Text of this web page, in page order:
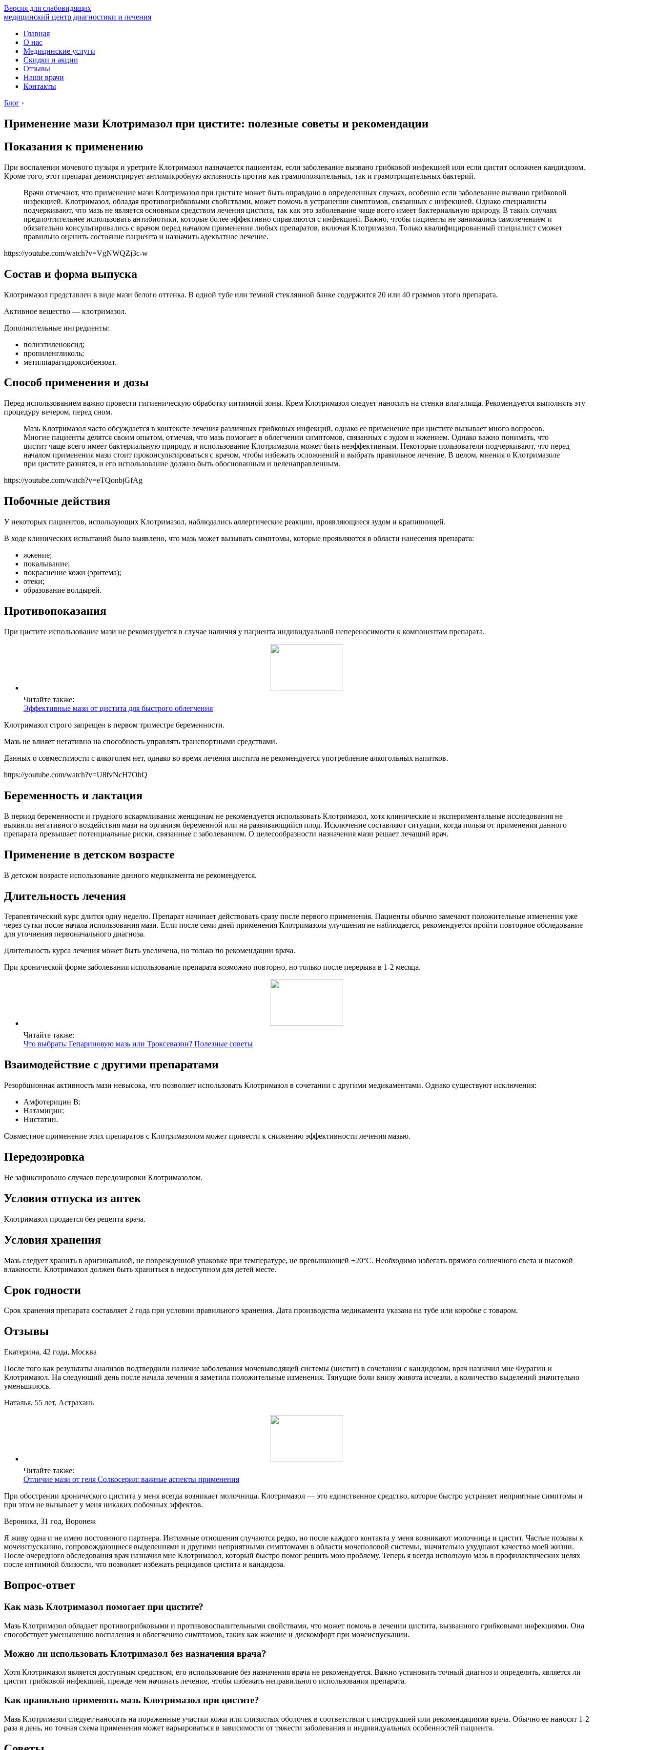
Версия для слабовидящих
медицинский центр диагностики и лечения
Главная
О нас
Медицинские услуги
Скидки и акции
Отзывы
Наши врачи
Контакты
Блог ›
Применение мази Клотримазол при цистите: полезные советы и рекомендации
Показания к применению
При воспалении мочевого пузыря и уретрите Клотримазол назначается пациентам, если заболевание вызвано грибковой инфекцией или если цистит осложнен кандидозом.
Кроме того, этот препарат демонстрирует антимикробную активность против как грамположительных, так и грамотрицательных бактерий.
Врачи отмечают, что применение мази Клотримазол при цистите может быть оправдано в определенных случаях, особенно если заболевание вызвано грибковой
инфекцией. Клотримазол, обладая противогрибковыми свойствами, может помочь в устранении симптомов, связанных с инфекцией. Однако специалисты
подчеркивают, что мазь не является основным средством лечения цистита, так как это заболевание чаще всего имеет бактериальную природу. В таких случаях
предпочтительнее использовать антибиотики, которые более эффективно справляются с инфекцией. Важно, чтобы пациенты не занимались самолечением и
обязательно консультировались с врачом перед началом применения любых препаратов, включая Клотримазол. Только квалифицированный специалист сможет
правильно оценить состояние пациента и назначить адекватное лечение.
https://youtube.com/watch?v=VgNWQZj3c-w
Состав и форма выпуска
Клотримазол представлен в виде мази белого оттенка. В одной тубе или темной стеклянной банке содержится 20 или 40 граммов этого препарата.
Активное вещество — клотримазол.
Дополнительные ингредиенты:
полиэтиленоксид;
пропиленгликоль;
метилпарагидроксибензоат.
Способ применения и дозы
Перед использованием важно провести гигиеническую обработку интимной зоны. Крем Клотримазол следует наносить на стенки влагалища. Рекомендуется выполнять эту
процедуру вечером, перед сном.
Мазь Клотримазол часто обсуждается в контексте лечения различных грибковых инфекций, однако ее применение при цистите вызывает много вопросов.
Многие пациенты делятся своим опытом, отмечая, что мазь помогает в облегчении симптомов, связанных с зудом и жжением. Однако важно понимать, что
цистит чаще всего имеет бактериальную природу, и использование Клотримазола может быть неэффективным. Некоторые пользователи подчеркивают, что перед
началом применения мази стоит проконсультироваться с врачом, чтобы избежать осложнений и выбрать правильное лечение. В целом, мнения о Клотримазоле
при цистите разнятся, и его использование должно быть обоснованным и целенаправленным.
https://youtube.com/watch?v=eTQonbjGfAg
Побочные действия
У некоторых пациентов, использующих Клотримазол, наблюдались аллергические реакции, проявляющиеся зудом и крапивницей.
В ходе клинических испытаний было выявлено, что мазь может вызывать симптомы, которые проявляются в области нанесения препарата:
жжение;
покалывание;
покраснение кожи (эритема);
отеки;
образование волдырей.
Противопоказания
При цистите использование мази не рекомендуется в случае наличия у пациента индивидуальной непереносимости к компонентам препарата.
Читайте также:
Эффективные мази от цистита для быстрого облегчения
Клотримазол строго запрещен в первом триместре беременности.
Мазь не влияет негативно на способность управлять транспортными средствами.
Данных о совместимости с алкоголем нет, однако во время лечения цистита не рекомендуется употребление алкогольных напитков.
https://youtube.com/watch?v=U8fvNcH7OhQ
Беременность и лактация
В период беременности и грудного вскармливания женщинам не рекомендуется использовать Клотримазол, хотя клинические и экспериментальные исследования не
выявили негативного воздействия мази на организм беременной или на развивающийся плод. Исключение составляют ситуации, когда польза от применения данного
препарата превышает потенциальные риски, связанные с заболеванием. О целесообразности назначения мази решает лечащий врач.
Применение в детском возрасте
В детском возрасте использование данного медикамента не рекомендуется.
Длительность лечения
Терапевтический курс длится одну неделю. Препарат начинает действовать сразу после первого применения. Пациенты обычно замечают положительные изменения уже
через сутки после начала использования мази. Если после семи дней применения Клотримазола улучшения не наблюдается, рекомендуется пройти повторное обследование
для уточнения первоначального диагноза.
Длительность курса лечения может быть увеличена, но только по рекомендации врача.
При хронической форме заболевания использование препарата возможно повторно, но только после перерыва в 1-2 месяца.
Читайте также:
Что выбрать: Гепариновую мазь или Троксевазин? Полезные советы
Взаимодействие с другими препаратами
Резорбционная активность мази невысока, что позволяет использовать Клотримазол в сочетании с другими медикаментами. Однако существуют исключения:
Амфотерицин В;
Натамицин;
Нистатин.
Совместное применение этих препаратов с Клотримазолом может привести к снижению эффективности лечения мазью.
Передозировка
Не зафиксировано случаев передозировки Клотримазолом.
Условия отпуска из аптек
Клотримазол продается без рецепта врача.
Условия хранения
Мазь следует хранить в оригинальной, не поврежденной упаковке при температуре, не превышающей +20°C. Необходимо избегать прямого солнечного света и высокой
влажности. Клотримазол должен быть храниться в недоступном для детей месте.
Срок годности
Срок хранения препарата составляет 2 года при условии правильного хранения. Дата производства медикамента указана на тубе или коробке с товаром.
Отзывы
Екатерина, 42 года, Москва
После того как результаты анализов подтвердили наличие заболевания мочевыводящей системы (цистит) в сочетании с кандидозом, врач назначил мне Фурагин и
Клотримазол. На следующий день после начала лечения я заметила положительные изменения. Тянущие боли внизу живота исчезли, а количество выделений значительно
уменьшилось.
Наталья, 55 лет, Астрахань
Читайте также:
Отличие мази от геля Солкосерил: важные аспекты применения
При обострении хронического цистита у меня всегда возникает молочница. Клотримазол — это единственное средство, которое быстро устраняет неприятные симптомы и
при этом не вызывает у меня никаких побочных эффектов.
Вероника, 31 год, Воронеж
Я живу одна и не имею постоянного партнера. Интимные отношения случаются редко, но после каждого контакта у меня возникают молочница и цистит. Частые позывы к
мочеиспусканию, сопровождающиеся выделениями и другими неприятными симптомами в области мочеполовой системы, значительно ухудшают качество моей жизни.
После очередного обследования врач назначил мне Клотримазол, который быстро помог решить мою проблему. Теперь я всегда использую мазь в профилактических целях
после интимной близости, что позволяет избежать рецидивов цистита и кандидоза.
Вопрос-ответ
Как мазь Клотримазол помогает при цистите?
Мазь Клотримазол обладает противогрибковыми и противовоспалительными свойствами, что может помочь в лечении цистита, вызванного грибковыми инфекциями. Она
способствует уменьшению воспаления и облегчению симптомов, таких как жжение и дискомфорт при мочеиспускании.
Можно ли использовать Клотримазол без назначения врача?
Хотя Клотримазол является доступным средством, его использование без назначения врача не рекомендуется. Важно установить точный диагноз и определить, является ли
цистит грибковой инфекцией, прежде чем начинать лечение, чтобы избежать неправильного использования препарата.
Как правильно применять мазь Клотримазол при цистите?
Мазь Клотримазол следует наносить на пораженные участки кожи или слизистых оболочек в соответствии с инструкцией или рекомендациями врача. Обычно ее наносят 1-2
раза в день, но точная схема применения может варьироваться в зависимости от тяжести заболевания и индивидуальных особенностей пациента.